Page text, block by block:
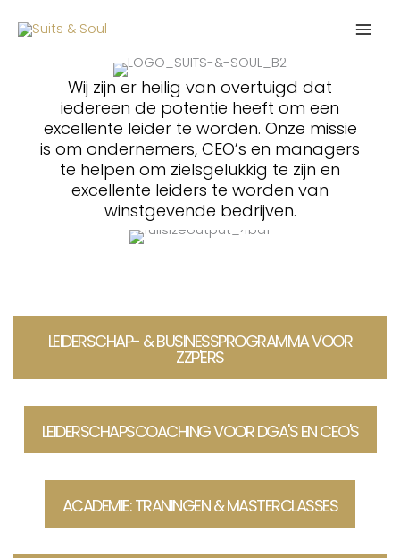
naar
Wij zijn er heilig van overtuigd dat
iedereen de potentie heeft om een
excellente leider te worden. Onze missie
is om ondernemers, CEO’s en managers
te helpen om zielsgelukkig te zijn en
excellente leiders te worden van
winstgevende bedrijven.
LEIDERSCHAP- & BUSINESSPROGRAMMA VOOR
ZZP'ERS
LEIDERSCHAPSCOACHING VOOR DGA'S EN CEO'S
ACADEMIE: TRANINGEN & MASTERCLASSES